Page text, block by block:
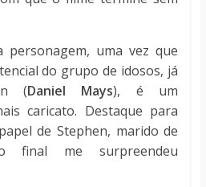
uma vez que
do grupo de idosos, já
(Daniel Mays), é um
caricato. Destaque para
de Stephen, marido de
final me surpreendeu